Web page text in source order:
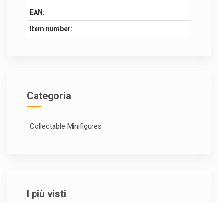
EAN:
Item number:
Categoria
Collectable Minifigures
I più visti